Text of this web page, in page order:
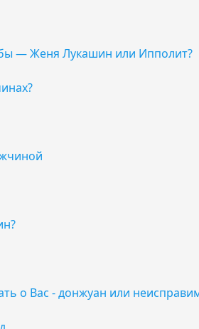
— Женя Лукашин или Ипполит?
о Вас - донжуан или